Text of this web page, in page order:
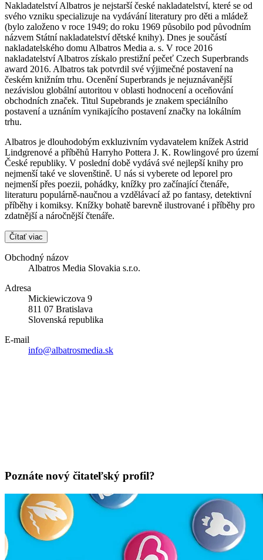
Nakladatelství Albatros je nejstarší české nakladatelství, které se od
svého vzniku specializuje na vydávání literatury pro děti a mládež
(bylo založeno v roce 1949; do roku 1969 působilo pod původním
názvem Státní nakladatelství dětské knihy). Dnes je součástí
nakladatelského domu Albatros Media a. s. V roce 2016
nakladatelství Albatros získalo prestižní pečeť Czech Superbrands
award 2016. Albatros tak potvrdil své výjimečné postavení na
českém knižním trhu. Ocenění Superbrands je nejuznávanější
nezávislou globální autoritou v oblasti hodnocení a oceňování
obchodních značek. Titul Supebrands je znakem speciálního
postavení a uznáním vynikajícího postavení značky na lokálním
trhu.
Albatros je dlouhodobým exkluzivním vydavatelem knížek Astrid
Lindgrenové a příběhů Harryho Pottera J. K. Rowlingové pro území
České republiky. V poslední době vydává své nejlepší knihy pro
nejmenší také ve slovenštině. U nás si vyberete od leporel pro
nejmenší přes poezii, pohádky, knížky pro začínající čtenáře,
literaturu populárně-naučnou a vzdělávací až po fantasy, detektivní
příběhy i komiksy. Knížky bohatě barevně ilustrované i příběhy pro
zdatnější a náročnější čtenáře.
Čítať viac
Obchodný názov
Albatros Media Slovakia s.r.o.
Adresa
Mickiewiczova 9
811 07 Bratislava
Slovenská republika
E-mail
info@albatrosmedia.sk
Poznáte nový čitateľský profil?